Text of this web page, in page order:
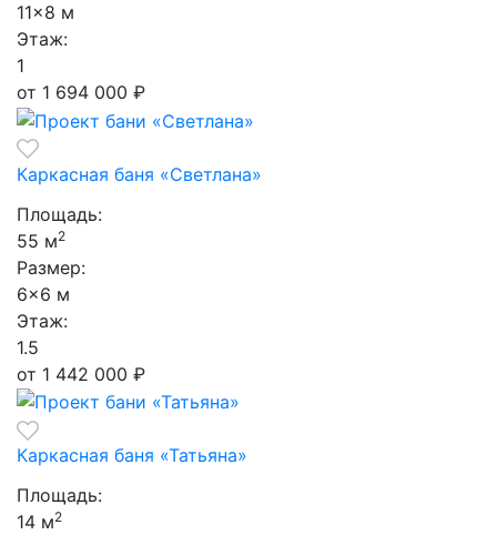
11×8 м
Этаж:
1
от 1 694 000 ₽
Каркасная баня «Светлана»
Площадь:
55 м2
Размер:
6×6 м
Этаж:
1.5
от 1 442 000 ₽
Каркасная баня «Татьяна»
Площадь:
14 м2